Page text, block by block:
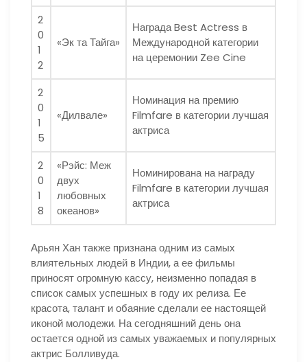
2
0
1
2
«Эк та Тайга»
Награда Best Actress в
Международной категории
на церемонии Zee Cine
2
0
1
5
«Дилвале»
Номинация на премию
Filmfare в категории лучшая
актриса
2
0
1
8
«Рэйс: Меж
двух
любовных
океанов»
Номинирована на награду
Filmfare в категории лучшая
актриса
Арьян Хан также признана одним из самых
влиятельных людей в Индии, а ее фильмы
приносят огромную кассу, неизменно попадая в
список самых успешных в году их релиза. Ее
красота, талант и обаяние сделали ее настоящей
иконой молодежи. На сегодняшний день она
остается одной из самых уважаемых и популярных
актрис Болливуда.